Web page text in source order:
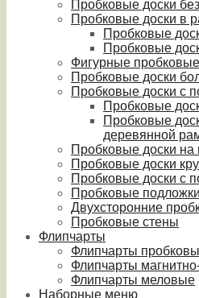
Пробковые доски
Пробковые доски в
Пробковые
Пробковые
Фигурные
Пробковые доски
Пробковые доски с
Пробковые
Пробковые
деревянной
Пробковые доски на
Пробковые доски
Пробковые доски с
Пробковые
Двухсторонние
Пробковые стены
Флипчарты
Флипчарты
Флипчарты
Флипчарты меловые
Наборные меню